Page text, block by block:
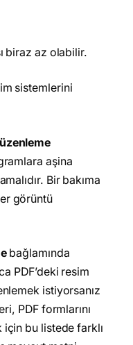
biraz az olabilir.
sistemlerini
aşina
Bir bakıma
görüntü
bağlamında
PDF’deki resim
istiyorsanız
PDF formlarını
bu listede farklı